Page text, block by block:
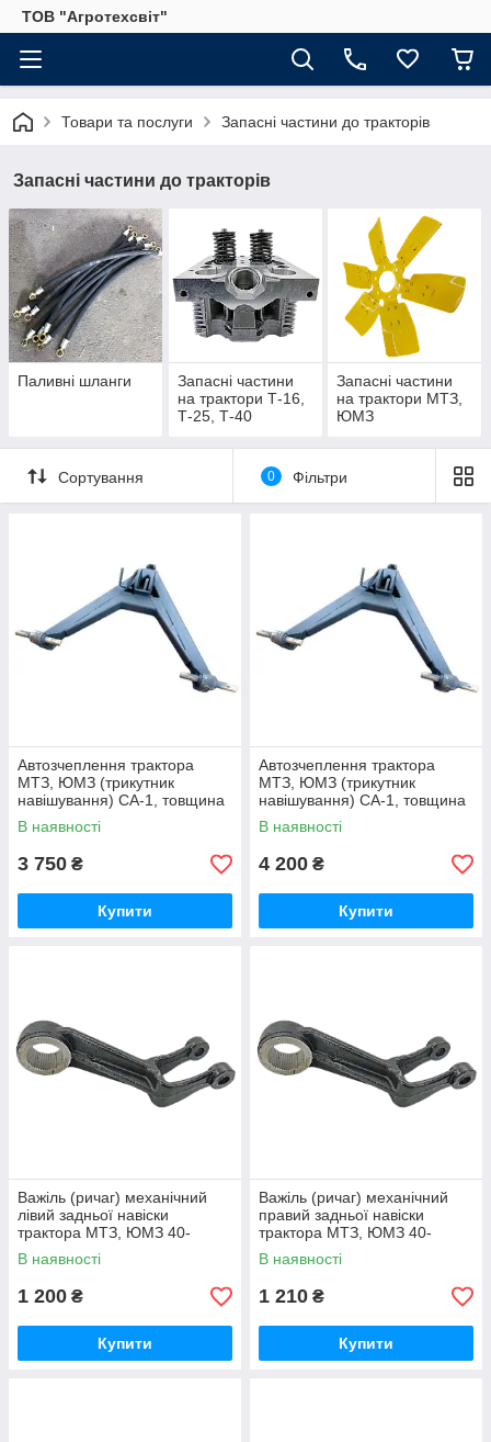
ТОВ "Агротехсвіт"
Товари та послуги Запасні частини до тракторів
Запасні частини до тракторів
Паливні шланги
Запасні частини
на трактори Т-16,
Т-25, Т-40
Запасні частини
на трактори МТЗ,
ЮМЗ
Сортування 0 Фільтри
Автозчеплення трактора
МТЗ, ЮМЗ (трикутник
навішування) СА-1, товщина
4 мм
В наявності
3 750 ₴
Купити
Автозчеплення трактора
МТЗ, ЮМЗ (трикутник
навішування) СА-1, товщина
5 мм
В наявності
4 200 ₴
Купити
Важіль (ричаг) механічний
лівий задньої навіски
трактора МТЗ, ЮМЗ 40-
4605021
В наявності
1 200 ₴
Купити
Важіль (ричаг) механічний
правий задньої навіски
трактора МТЗ, ЮМЗ 40-
4605022
В наявності
1 210 ₴
Купити